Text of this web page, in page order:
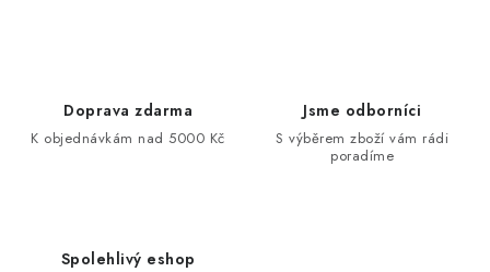
Doprava zdarma
K objednávkám nad 5000 Kč
Jsme odborníci
S výběrem zboží vám rádi
poradíme
Spolehlivý eshop